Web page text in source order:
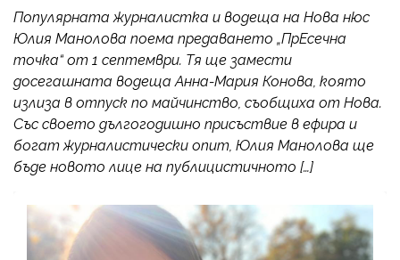
Популярната журналистка и водеща на Нова нюс
Юлия Манолова поема предаването „ПрЕсечна
точка“ от 1 септември. Тя ще замести
досегашната водеща Анна-Мария Конова, която
излиза в отпуск по майчинство, съобщиха от Нова.
Със своето дългогодишно присъствие в ефира и
богат журналистически опит, Юлия Манолова ще
бъде новото лице на публицистичното […]